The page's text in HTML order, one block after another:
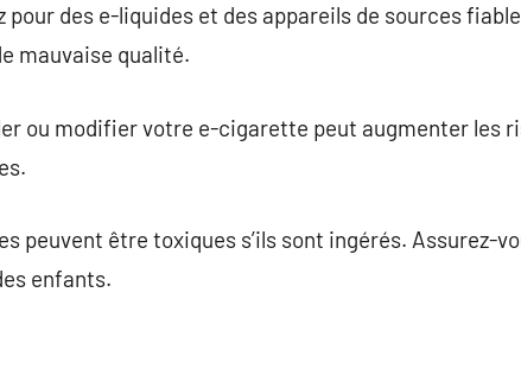
pour des e-liquides et des appareils de sources
mauvaise qualité.
ou modifier votre e-cigarette peut augmenter les
peuvent être toxiques s’ils sont ingérés. Assurez-
enfants.